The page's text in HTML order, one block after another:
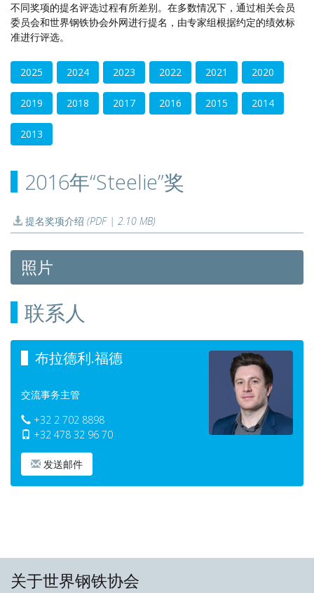
不同奖项的提名评选过程有所差别。在多数情况下，通过相关会员
委员会和世界钢铁协会外网进行提名，由专家组根据约定的绩效标
准进行评选。
2025 2024 2023 2022 2021 2020
2019 2018 2017 2016 2015 2014
2013
2016年“Steelie”奖
提名奖项介绍 (PDF | 2.10 MB)
照片
联系人
布拉德利.福德
交流事务主管
+32 2 702 8898
+32 478 32 96 70
发送邮件
关于世界钢铁协会